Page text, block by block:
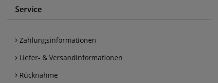
Service
Zahlungsinformationen
Liefer- & Versandinformationen
Rücknahme